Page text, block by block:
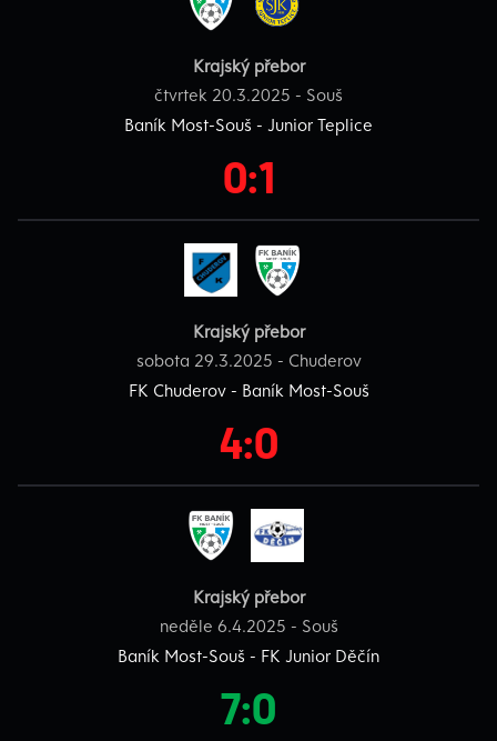
Krajský přebor
čtvrtek 20.3.2025 - Souš
Baník Most-Souš - Junior Teplice
0:1
Krajský přebor
sobota 29.3.2025 - Chuderov
FK Chuderov - Baník Most-Souš
4:0
Krajský přebor
neděle 6.4.2025 - Souš
Baník Most-Souš - FK Junior Děčín
7:0